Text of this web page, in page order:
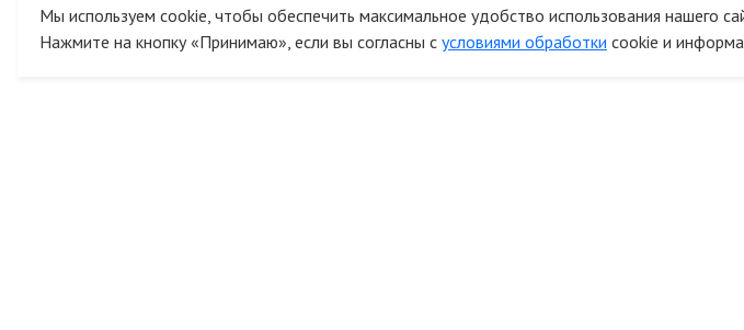
Мы используем cookie, чтобы обеспечить максимальное удобство использования нашего
Нажмите на кнопку «Принимаю», если вы согласны с условиями обработки cookie и